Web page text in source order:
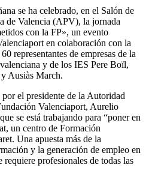
se ha celebrado, en el Salón de
de Valencia (APV), la jornada
con la FP», un evento
en colaboración con la
representantes de empresas de la
y de los IES Pere Boïl,
Ausiàs March.
el presidente de la Autoridad
Valenciaport, Aurelio
se está trabajando para “poner en
un centro de Formación
Una apuesta más de la
y la generación de empleo en
profesionales de todas las